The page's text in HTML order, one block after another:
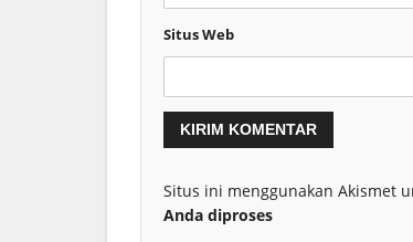
Situs Web
Situs ini menggunakan Akismet
Anda diproses